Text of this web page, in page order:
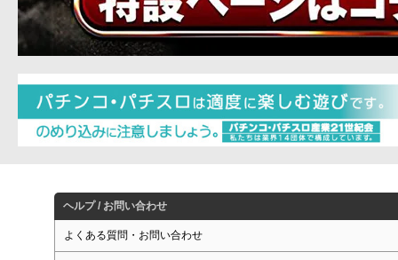
ヘルプ / お問い合わせ
よくある質問・お問い合わせ